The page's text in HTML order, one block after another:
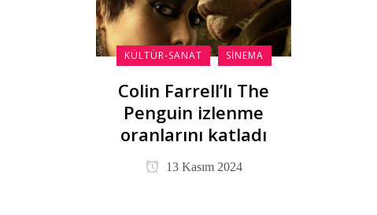
KÜLTÜR-SANAT SINEMA
Colin Farrell’lı The
Penguin izlenme
oranlarını katladı
13 Kasım 2024